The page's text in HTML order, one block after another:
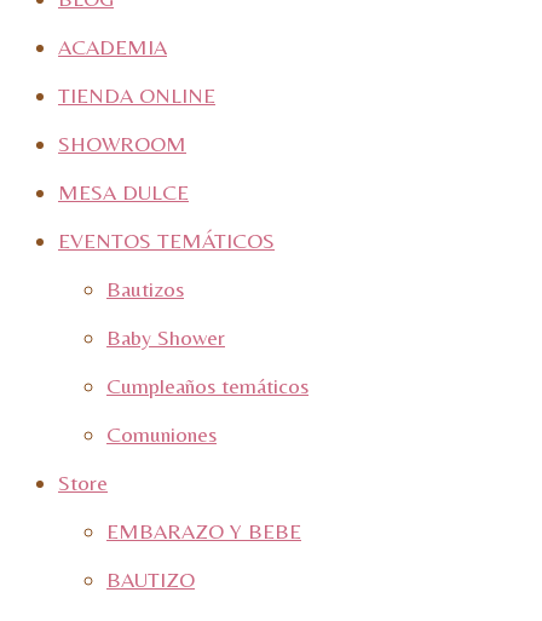
ACADEMIA
TIENDA ONLINE
SHOWROOM
MESA DULCE
EVENTOS TEMÁTICOS
Bautizos
Baby Shower
Cumpleaños temáticos
Comuniones
Store
EMBARAZO Y BEBE
BAUTIZO